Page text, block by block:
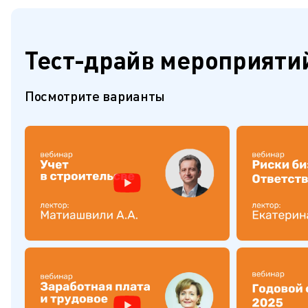
Тест-драйв
Посмотрите варианты